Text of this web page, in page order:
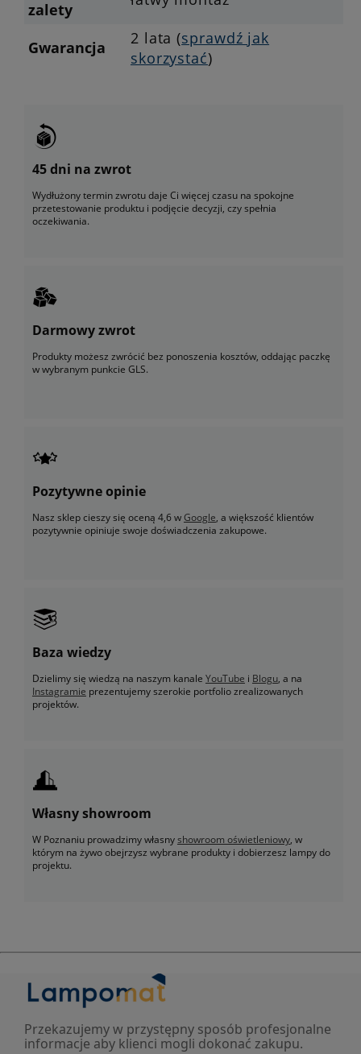
zalety
Gwarancja 2 lata (sprawdź jak
skorzystać)
45 dni na zwrot
Wydłużony termin zwrotu daje Ci więcej czasu na spokojne
przetestowanie produktu i podjęcie decyzji, czy spełnia
oczekiwania.
Darmowy zwrot
Produkty możesz zwrócić bez ponoszenia kosztów, oddając paczkę
w wybranym punkcie GLS.
Pozytywne opinie
Nasz sklep cieszy się oceną 4,6 wGoogle, a większość klientów
pozytywnie opiniuje swoje doświadczenia zakupowe.
Baza wiedzy
Dzielimy się wiedzą na naszym kanale YouTube i Blogu, a na
Instagramie prezentujemy szerokie portfolio zrealizowanych
projektów.
Własny showroom
W Poznaniu prowadzimy własnyshowroom oświetleniowy, w
którym na żywo obejrzysz wybrane produkty i dobierzesz lampy do
projektu.
Przekazujemy w przystępny sposób profesjonalne
informacje aby klienci mogli dokonać zakupu.